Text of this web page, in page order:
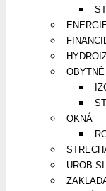
OKNÁ
UROB